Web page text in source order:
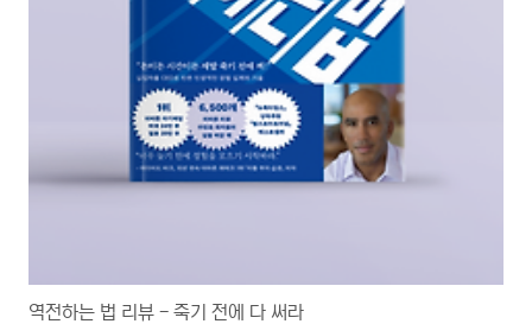
역전하는 법 리뷰 - 죽기 전에 다 써라